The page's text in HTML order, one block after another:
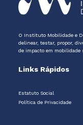
O Instituto Mobilidade e
delinear, testar, propor,
de impacto em mobilidade
Links Rápidos
Estatuto Social
Política de Privacidade